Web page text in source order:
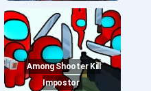
Among Shooter Kill
Impostor